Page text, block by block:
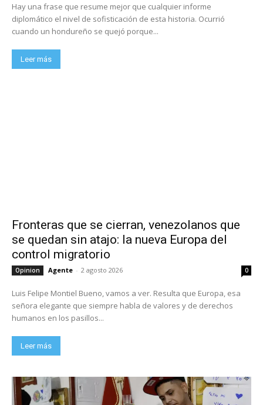
Hay una frase que resume mejor que cualquier informe
diplomático el nivel de sofisticación de esta historia. Ocurrió
cuando un hondureño se quejó porque...
Leer más
Fronteras que se cierran, venezolanos que
se quedan sin atajo: la nueva Europa del
control migratorio
Opinion Agente - 2 agosto 2026 0
Luis Felipe Montiel Bueno, vamos a ver. Resulta que Europa, esa
señora elegante que siempre habla de valores y de derechos
humanos en los pasillos...
Leer más